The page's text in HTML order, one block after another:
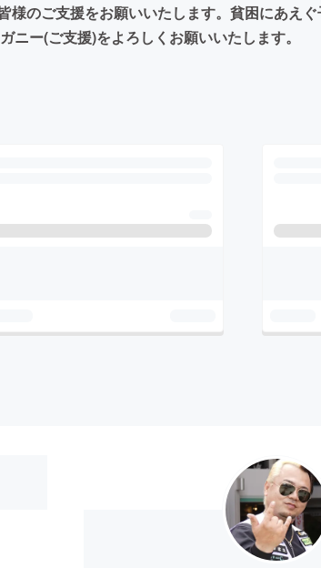
のご支援をお願いいたします。貧困にあえ
ー(ご支援)をよろしくお願いいたします。